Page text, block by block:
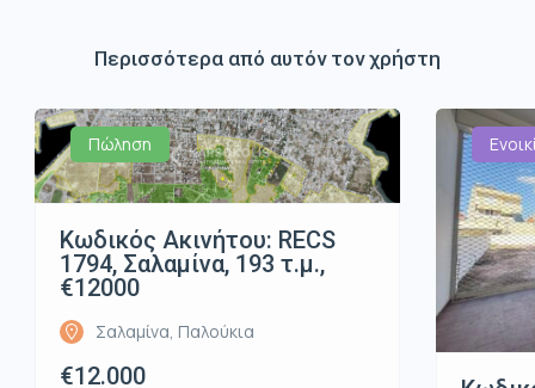
Περισσότερα από αυτόν τον χρήστη
Πώληση
Κωδικός Ακινήτου: RECS
1794, Σαλαμίνα, 193 τ.μ.,
€12000
Σαλαμίνα, Παλούκια
€12.000